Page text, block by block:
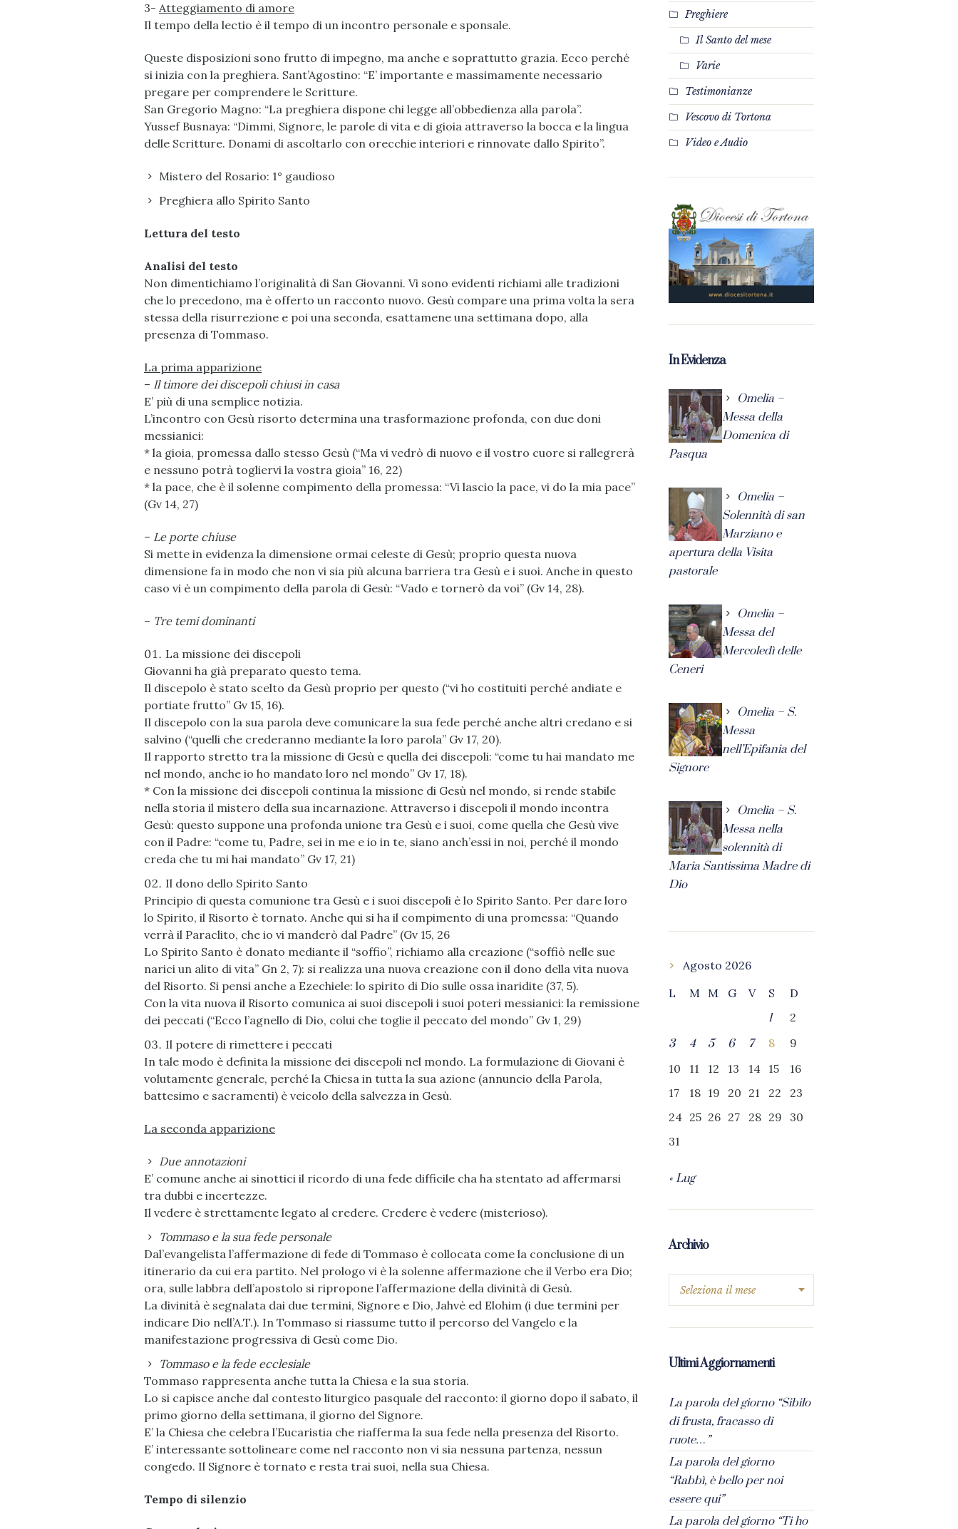
3- Atteggiamento di amore
Il tempo della lectio è il tempo di un incontro personale e sponsale.
Queste disposizioni sono frutto di impegno, ma anche e soprattutto grazia. Ecco perché
si inizia con la preghiera. Sant’Agostino: “E’ importante e massimamente necessario
pregare per comprendere le Scritture.
San Gregorio Magno: “La preghiera dispone chi legge all’obbedienza alla parola”.
Yussef Busnaya: “Dimmi, Signore, le parole di vita e di gioia attraverso la bocca e la lingua
delle Scritture. Donami di ascoltarlo con orecchie interiori e rinnovate dallo Spirito”.
Mistero del Rosario: 1° gaudioso
Preghiera allo Spirito Santo
Lettura del testo
Analisi del testo
Non dimentichiamo l’originalità di San Giovanni. Vi sono evidenti richiami alle tradizioni
che lo precedono, ma è offerto un racconto nuovo. Gesù compare una prima volta la sera
stessa della risurrezione e poi una seconda, esattamene una settimana dopo, alla
presenza di Tommaso.
La prima apparizione
– Il timore dei discepoli chiusi in casa
E’ più di una semplice notizia.
L’incontro con Gesù risorto determina una trasformazione profonda, con due doni
messianici:
* la gioia, promessa dallo stesso Gesù (“Ma vi vedrò di nuovo e il vostro cuore si rallegrerà
e nessuno potrà togliervi la vostra gioia” 16, 22)
* la pace, che è il solenne compimento della promessa: “Vi lascio la pace, vi do la mia pace”
(Gv 14, 27)
– Le porte chiuse
Si mette in evidenza la dimensione ormai celeste di Gesù; proprio questa nuova
dimensione fa in modo che non vi sia più alcuna barriera tra Gesù e i suoi. Anche in questo
caso vi è un compimento della parola di Gesù: “Vado e tornerò da voi” (Gv 14, 28).
– Tre temi dominanti
La missione dei discepoli
Giovanni ha già preparato questo tema.
Il discepolo è stato scelto da Gesù proprio per questo (“vi ho costituiti perché andiate e
portiate frutto” Gv 15, 16).
Il discepolo con la sua parola deve comunicare la sua fede perché anche altri credano e si
salvino (“quelli che crederanno mediante la loro parola” Gv 17, 20).
Il rapporto stretto tra la missione di Gesù e quella dei discepoli: “come tu hai mandato me
nel mondo, anche io ho mandato loro nel mondo” Gv 17, 18).
* Con la missione dei discepoli continua la missione di Gesù nel mondo, si rende stabile
nella storia il mistero della sua incarnazione. Attraverso i discepoli il mondo incontra
Gesù: questo suppone una profonda unione tra Gesù e i suoi, come quella che Gesù vive
con il Padre: “come tu, Padre, sei in me e io in te, siano anch’essi in noi, perché il mondo
creda che tu mi hai mandato” Gv 17, 21)
Il dono dello Spirito Santo
Principio di questa comunione tra Gesù e i suoi discepoli è lo Spirito Santo. Per dare loro
lo Spirito, il Risorto è tornato. Anche qui si ha il compimento di una promessa: “Quando
verrà il Paraclito, che io vi manderò dal Padre” (Gv 15, 26
Lo Spirito Santo è donato mediante il “soffio”, richiamo alla creazione (“soffiò nelle sue
narici un alito di vita” Gn 2, 7): si realizza una nuova creazione con il dono della vita nuova
del Risorto. Si pensi anche a Ezechiele: lo spirito di Dio sulle ossa inaridite (37, 5).
Con la vita nuova il Risorto comunica ai suoi discepoli i suoi poteri messianici: la remissione
dei peccati (“Ecco l’agnello di Dio, colui che toglie il peccato del mondo” Gv 1, 29)
Il potere di rimettere i peccati
In tale modo è definita la missione dei discepoli nel mondo. La formulazione di Giovani è
volutamente generale, perché la Chiesa in tutta la sua azione (annuncio della Parola,
battesimo e sacramenti) è veicolo della salvezza in Gesù.
La seconda apparizione
Due annotazioni
E’ comune anche ai sinottici il ricordo di una fede difficile cha ha stentato ad affermarsi
tra dubbi e incertezze.
Il vedere è strettamente legato al credere. Credere è vedere (misterioso).
Tommaso e la sua fede personale
Dal’evangelista l’affermazione di fede di Tommaso è collocata come la conclusione di un
itinerario da cui era partito. Nel prologo vi è la solenne affermazione che il Verbo era Dio;
ora, sulle labbra dell’apostolo si ripropone l’affermazione della divinità di Gesù.
La divinità è segnalata dai due termini, Signore e Dio, Jahvè ed Elohim (i due termini per
indicare Dio nell’A.T.). In Tommaso si riassume tutto il percorso del Vangelo e la
manifestazione progressiva di Gesù come Dio.
Tommaso e la fede ecclesiale
Tommaso rappresenta anche tutta la Chiesa e la sua storia.
Lo si capisce anche dal contesto liturgico pasquale del racconto: il giorno dopo il sabato, il
primo giorno della settimana, il giorno del Signore.
E’ la Chiesa che celebra l’Eucaristia che riafferma la sua fede nella presenza del Risorto.
E’ interessante sottolineare come nel racconto non vi sia nessuna partenza, nessun
congedo. Il Signore è tornato e resta trai suoi, nella sua Chiesa.
Tempo di silenzio
Preghiere
Il Santo del mese
Varie
Testimonianze
Vescovo di Tortona
Video e Audio
In Evidenza
Omelia –
Messa della
Domenica di
Pasqua
Omelia –
Solennità di san
Marziano e
apertura della Visita
pastorale
Omelia –
Messa del
Mercoledì delle
Ceneri
Omelia – S.
Messa
nell’Epifania del
Signore
Omelia – S.
Messa nella
solennità di
Maria Santissima Madre di
Dio
Agosto 2026
L
M M G V S
D
1
2
3
4 5 6 7 8
9
10
11 12 13 14 15
16
17
18 19 20 21 22
23
24 25 26 27 28 29
30
31
« Lug
Archivio
Ultimi Aggiornamenti
La parola del giorno “Sibilo
di frusta, fracasso di
ruote…”
La parola del giorno
“Rabbì, è bello per noi
essere qui”
La parola del giorno “Ti ho